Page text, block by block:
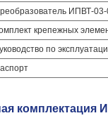
ИПВТ-
крепежных
по
комплектация